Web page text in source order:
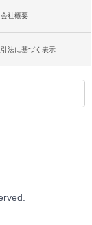
会社概要
法に基づく表示